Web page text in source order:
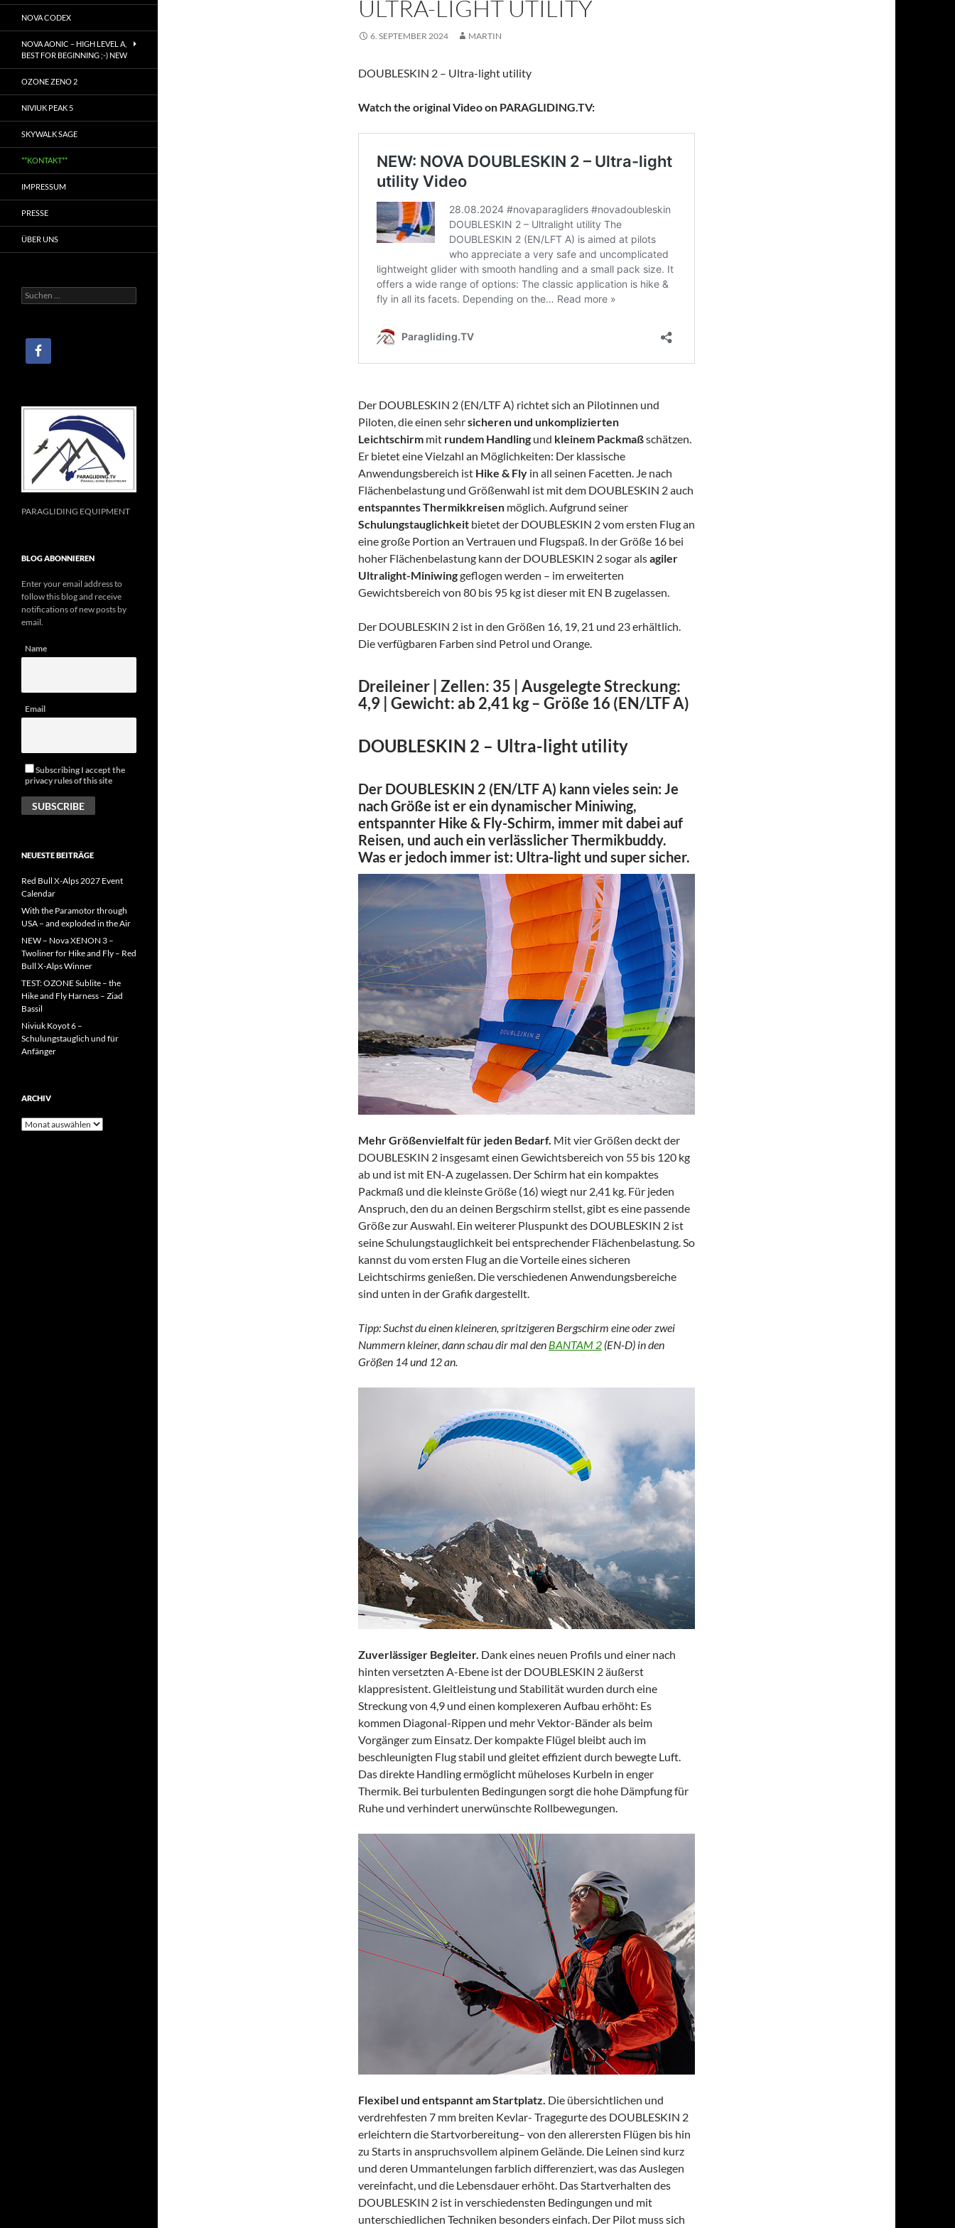
ULTRA-LIGHT UTILITY
6. SEPTEMBER 2024 MARTIN
DOUBLESKIN 2 – Ultra-light utility
Watch the original Video on PARAGLIDING.TV:
Der DOUBLESKIN 2 (EN/LTF A) richtet sich an Pilotinnen und
Piloten, die einen sehrsicheren und unkomplizierten
Leichtschirm mit rundem Handling und kleinem Packmaßschätzen.
Er bietet eine Vielzahl an Möglichkeiten: Der klassische
Anwendungsbereich ist Hike & Fly in all seinen Facetten. Je nach
Flächenbelastung und Größenwahl ist mit dem DOUBLESKIN 2 auch
entspanntes Thermikkreisen möglich. Aufgrund seiner
Schulungstauglichkeit bietet der DOUBLESKIN 2 vom ersten Flug an
eine große Portion an Vertrauen und Flugspaß. In der Größe 16 bei
hoher Flächenbelastung kann der DOUBLESKIN 2 sogar alsagiler
Ultralight-Miniwinggeflogen werden – im erweiterten
Gewichtsbereich von 80 bis 95 kg ist dieser mit EN B zugelassen.
Der DOUBLESKIN 2 ist in den Größen 16, 19, 21 und 23 erhältlich.
Die verfügbaren Farben sind Petrol und Orange.
Dreileiner | Zellen: 35 | Ausgelegte Streckung:
4,9 | Gewicht: ab 2,41 kg – Größe 16 (EN/LTF A)
DOUBLESKIN 2 – Ultra-light utility
Der DOUBLESKIN 2 (EN/LTF A) kann vieles sein: Je
nach Größe ist er ein dynamischer Miniwing,
entspannter Hike & Fly-Schirm, immer mit dabei auf
Reisen, und auch ein verlässlicher Thermikbuddy.
Was er jedoch immer ist: Ultra-light und super sicher.
Mehr Größenvielfalt für jeden Bedarf. Mit vier Größen deckt der
DOUBLESKIN 2 insgesamt einen Gewichtsbereich von 55 bis 120 kg
ab und ist mit EN-A zugelassen. Der Schirm hat ein kompaktes
Packmaß und die kleinste Größe (16) wiegt nur 2,41 kg. Für jeden
Anspruch, den du an deinen Bergschirm stellst, gibt es eine passende
Größe zur Auswahl. Ein weiterer Pluspunkt des DOUBLESKIN 2 ist
seine Schulungstauglichkeit bei entsprechender Flächenbelastung. So
kannst du vom ersten Flug an die Vorteile eines sicheren
Leichtschirms genießen. Die verschiedenen Anwendungsbereiche
sind unten in der Grafik dargestellt.
Tipp: Suchst du einen kleineren, spritzigeren Bergschirm eine oder zwei
Nummern kleiner, dann schau dir mal den BANTAM 2 (EN-D) in den
Größen 14 und 12 an.
Zuverlässiger Begleiter. Dank eines neuen Profils und einer nach
hinten versetzten A-Ebene ist der DOUBLESKIN 2 äußerst
klappresistent. Gleitleistung und Stabilität wurden durch eine
Streckung von 4,9 und einen komplexeren Aufbau erhöht: Es
kommen Diagonal-Rippen und mehr Vektor-Bänder als beim
Vorgänger zum Einsatz. Der kompakte Flügel bleibt auch im
beschleunigten Flug stabil und gleitet effizient durch bewegte Luft.
Das direkte Handling ermöglicht müheloses Kurbeln in enger
Thermik. Bei turbulenten Bedingungen sorgt die hohe Dämpfung für
Ruhe und verhindert unerwünschte Rollbewegungen.
Flexibel und entspannt am Startplatz. Die übersichtlichen und
verdrehfesten 7 mm breiten Kevlar- Tragegurte des DOUBLESKIN 2
erleichtern die Startvorbereitung– von den allerersten Flügen bis hin
zu Starts in anspruchsvollem alpinem Gelände. Die Leinen sind kurz
und deren Ummantelungen farblich differenziert, was das Auslegen
vereinfacht, und die Lebensdauer erhöht. Das Startverhalten des
DOUBLESKIN 2 ist in verschiedensten Bedingungen und mit
unterschiedlichen Techniken besonders einfach. Der Pilot muss sich
NOVA CODEX
NOVA AONIC – HIGH LEVEL A,
BEST FOR BEGINNING ;-) NEW
OZONE ZENO 2
NIVIUK PEAK 5
SKYWALK SAGE
**KONTAKT**
IMPRESSUM
PRESSE
ÜBER UNS
Suchen
nach:
PARAGLIDING EQUIPMENT
BLOG ABONNIEREN
Enter your email address to
follow this blog and receive
notifications of new posts by
email.
Name
Email
Subscribing I accept the
privacy rules of this site
NEUESTE BEITRÄGE
Red Bull X-Alps 2027 Event
Calendar
With the Paramotor through
USA – and exploded in the Air
NEW – Nova XENON 3 –
Twoliner for Hike and Fly – Red
Bull X-Alps Winner
TEST: OZONE Sublite – the
Hike and Fly Harness – Ziad
Bassil
Niviuk Koyot 6 –
Schulungstauglich und für
Anfänger
ARCHIV
Archiv